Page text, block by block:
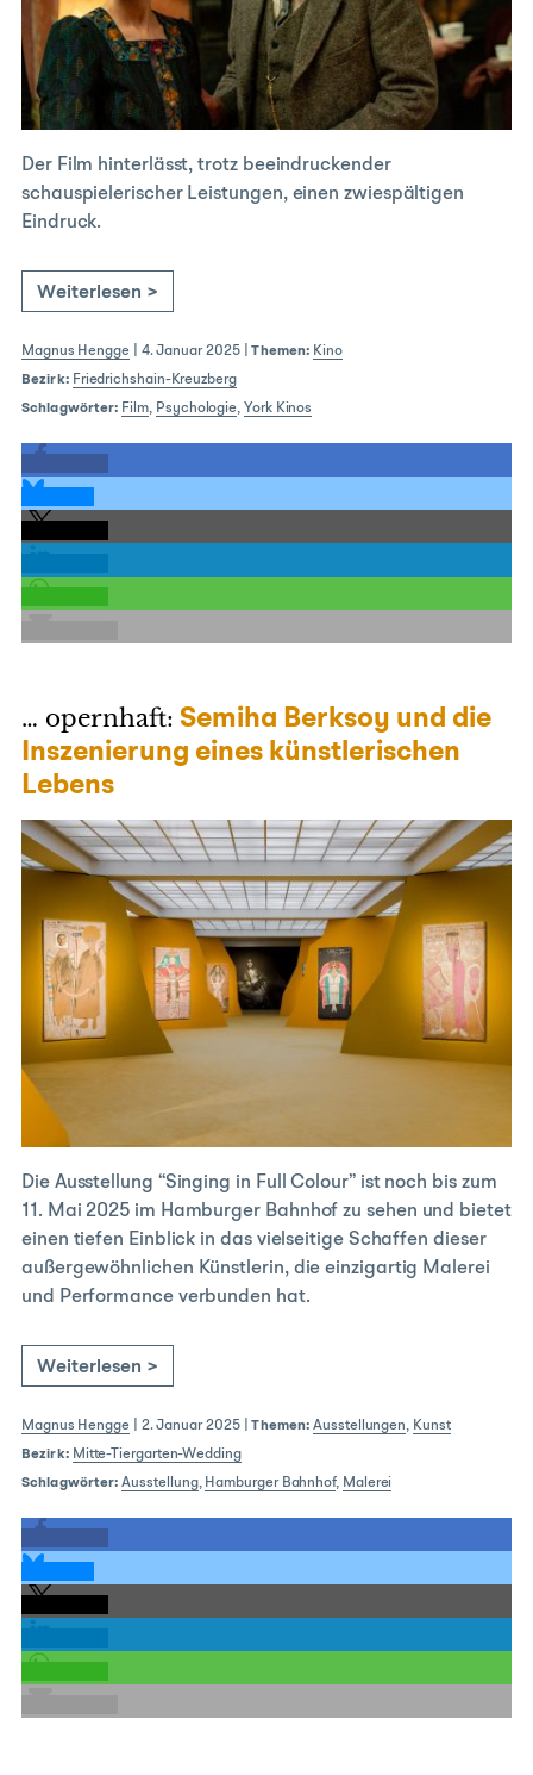
Der Film hinterlässt, trotz beeindruckender
schauspielerischer Leistungen, einen zwiespältigen
Eindruck.
Weiterlesen >
Magnus Hengge| 4. Januar 2025|Themen: Kino
Bezirk: Friedrichshain-Kreuzberg
Schlagwörter: Film, Psychologie, York Kinos
… opernhaft: Semiha Berksoy und die
Inszenierung eines künstlerischen
Lebens
Die Ausstellung “Singing in Full Colour” ist noch bis zum
11. Mai 2025 im Hamburger Bahnhof zu sehen und bietet
einen tiefen Einblick in das vielseitige Schaffen dieser
außergewöhnlichen Künstlerin, die einzigartig Malerei
und Performance verbunden hat.
Weiterlesen >
Magnus Hengge| 2. Januar 2025|Themen: Ausstellungen, Kunst
Bezirk: Mitte-Tiergarten-Wedding
Schlagwörter: Ausstellung, Hamburger Bahnhof, Malerei